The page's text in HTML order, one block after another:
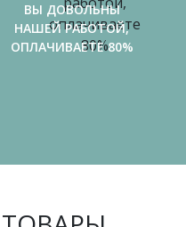
ВЫ ДОВОЛЬНЫ
НАШЕЙ РАБОТОЙ,
ОПЛАЧИВАЕТЕ 80%